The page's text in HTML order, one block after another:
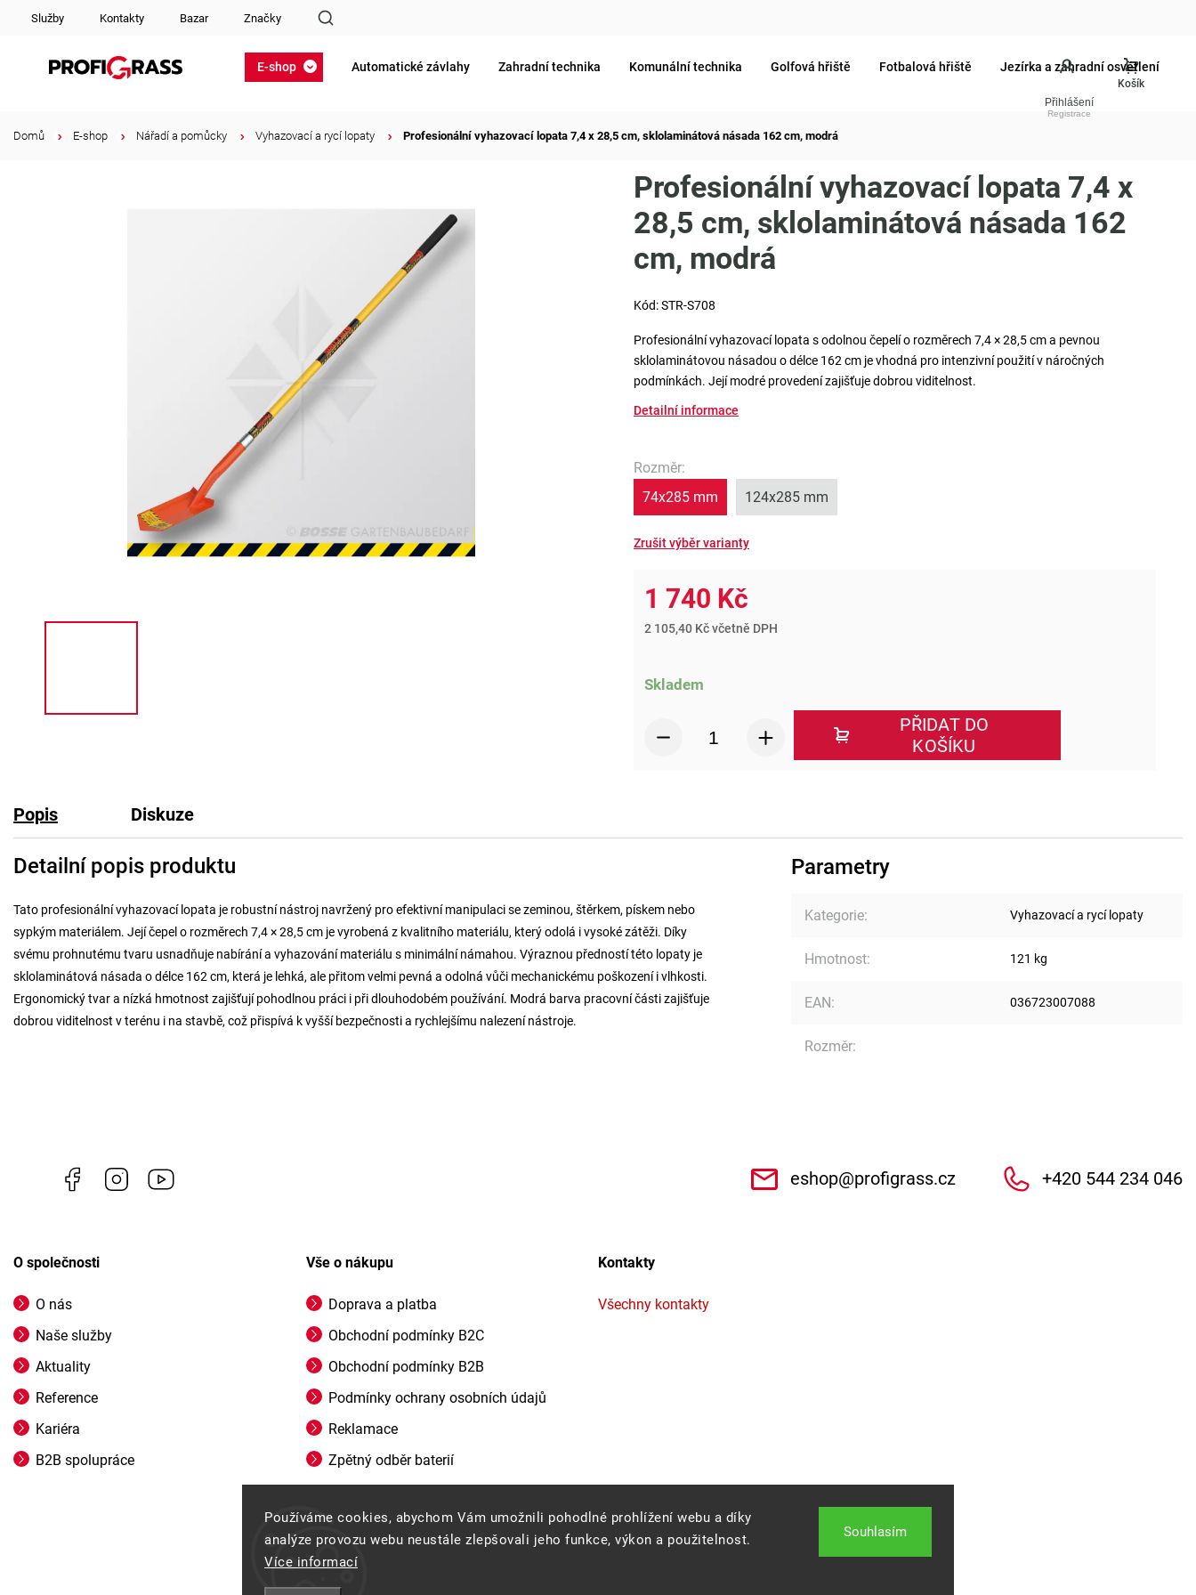
Používáme cookies, abychom Vám umožnili pohodlné prohlížení webu a díky
analýze provozu webu neustále zlepšovali jeho funkce, výkon a použitelnost.
Více informací
Souhlasím
Služby Kontakty Bazar Značky
Přihlášení
E-shop Automatické závlahy Zahradní technika Komunální technika Golfová hřiště Fotbalová hřiště Jezírka a zahradní osvětlení
Domů E-shop Nářadí a pomůcky Vyhazovací a rycí lopaty Profesionální vyhazovací lopata 7,4 x 28,5 cm, sklolaminátová násada 162 cm, modrá
Profesionální vyhazovací lopata 7,4 x
28,5 cm, sklolaminátová násada 162
cm, modrá
Kód:STR-S708
Profesionální vyhazovací lopata s odolnou čepelí o rozměrech 7,4 × 28,5 cm a pevnou
sklolaminátovou násadou o délce 162 cm je vhodná pro intenzivní použití v náročných
podmínkách. Její modré provedení zajišťuje dobrou viditelnost.
Detailní informace
Rozměr:
74x285 mm
124x285 mm
1 740 Kč
2 105,40 Kč včetně DPH
Skladem
PŘIDAT DO
KOŠÍKU
Popis Diskuze
Detailní popis produktu
Tato profesionální vyhazovací lopata je robustní nástroj navržený pro efektivní manipulaci se zeminou, štěrkem, pískem nebo
sypkým materiálem. Její čepel o rozměrech 7,4 × 28,5 cm je vyrobená z kvalitního materiálu, který odolá i vysoké zátěži. Díky
svému prohnutému tvaru usnadňuje nabírání a vyhazování materiálu s minimální námahou. Výraznou předností této lopaty je
sklolaminátová násada o délce 162 cm, která je lehká, ale přitom velmi pevná a odolná vůči mechanickému poškození i vlhkosti.
Ergonomický tvar a nízká hmotnost zajišťují pohodlnou práci i při dlouhodobém používání. Modrá barva pracovní části zajišťuje
dobrou viditelnost v terénu i na stavbě, což přispívá k vyšší bezpečnosti a rychlejšímu nalezení nástroje.
Parametry
Kategorie: Vyhazovací a rycí lopaty
Hmotnost: 121 kg
EAN: 036723007088
Rozměr:
Facebook Instagram eshop@profigrass.cz +420 544 234 046
O společnosti
O nás
Naše služby
Aktuality
Reference
Kariéra
B2B spolupráce
Vše o nákupu
Doprava a platba
Obchodní podmínky B2C
Obchodní podmínky B2B
Podmínky ochrany osobních údajů
Reklamace
Zpětný odběr baterií
Kontakty
Všechny kontakty
Copyright 2026 . Všechna práva vyhrazena.